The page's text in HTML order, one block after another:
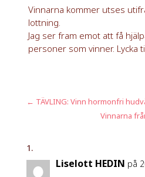
Vinnarna kommer utses
lottning.
Jag ser fram emot att få
personer som vinner. Lycka
← TÄVLING: Vinn hormonfri
Vinnarna
Liselott HEDIN på